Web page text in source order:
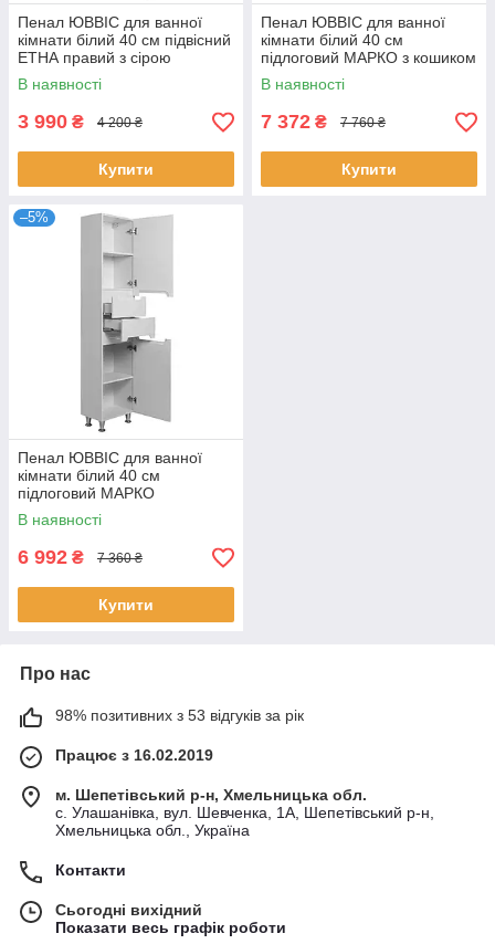
Пенал ЮВВІС для ванної
кімнати білий 40 см підвісний
ЕТНА правий з сірою
перемичкою
В наявності
3 990 ₴ 4 200 ₴
Купити
Пенал ЮВВІС для ванної
кімнати білий 40 см
підлоговий МАРКО з кошиком
для білизни
В наявності
7 372 ₴ 7 760 ₴
Купити
–5%
Пенал ЮВВІС для ванної
кімнати білий 40 см
підлоговий МАРКО
В наявності
6 992 ₴ 7 360 ₴
Купити
Про нас
98% позитивних з 53 відгуків за рік
Працює з 16.02.2019
м. Шепетівський р-н, Хмельницька обл.
с. Улашанівка, вул. Шевченка, 1А, Шепетівський р-н,
Хмельницька обл., Україна
Контакти
Сьогодні вихідний
Показати весь графік роботи